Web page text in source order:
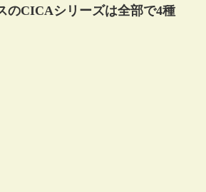
のCICAシリーズは全部で4種